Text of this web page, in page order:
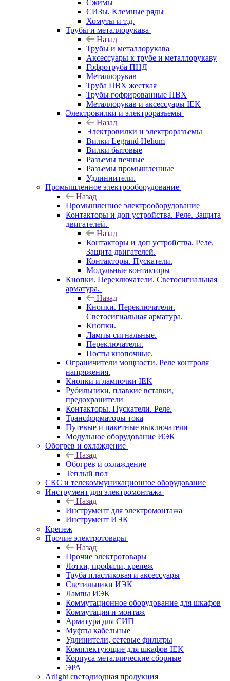
Сжимы
СИЗы. Клемные ряды
Хомуты и т.д.
Трубы и металлорукава
Назад
Трубы и металлорукава
Аксессуары к трубе и металлорукаву
Гофротруба ПНД
Металлорукав
Труба ПВХ жесткая
Трубы гофрированные ПВХ
Металлорукав и аксессуары IEK
Электровилки и электроразъемы
Назад
Электровилки и электроразъемы
Вилки Legrand Helium
Вилки бытовые
Разъемы печные
Разъемы промышленные
Удлиннители.
Промышленное электрооборудование
Назад
Промышленное электрооборудование
Контакторы и доп устройства. Реле. Защита
двигателей.
Назад
Контакторы и доп устройства. Реле.
Защита двигателей.
Контакторы. Пускатели.
Модульные контакторы
Кнопки. Переключатели. Светосигнальная
арматура.
Назад
Кнопки. Переключатели.
Светосигнальная арматура.
Кнопки.
Лампы сигнальные.
Переключатели.
Посты кнопочные.
Ограничители мощности. Реле контроля
напряжения.
Кнопки и лампочки IEK
Рубильники, плавкие вставки,
предохранители
Контакторы. Пускатели. Реле.
Трансформаторы тока
Путевые и пакетные выключатели
Модульное оборудование ИЭК
Обогрев и охлаждение
Назад
Обогрев и охлаждение
Теплый пол
СКС и телекоммуникационное оборудование
Инструмент для электромонтажа
Назад
Инструмент для электромонтажа
Инструмент ИЭК
Крепеж
Прочие электротовары
Назад
Прочие электротовары
Лотки, профили, крепеж
Труба пластиковая и аксессуары
Светильники ИЭК
Лампы ИЭК
Коммутационное оборудование для шкафов
Коммутация и монтаж
Арматура для СИП
Муфты кабельные
Удлинители, сетевые фильтры
Комплектующие для шкафов IEK
Корпуса металлические сборные
ЭРА
Arlight светодиодная продукция